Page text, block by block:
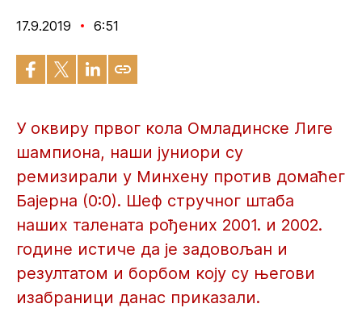
17.9.2019 6:51
У оквиру првог кола Омладинске Лиге
шампиона, наши јуниори су
ремизирали у Минхену против домаћег
Бајерна (0:0). Шеф стручног штаба
наших талената рођених 2001. и 2002.
године истиче да је задовољан и
резултатом и борбом коју су његови
изабраници данас приказали.